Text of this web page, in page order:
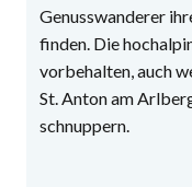
Genusswanderer
finden. Die
vorbehalten, auch
St. Anton am
schnuppern.